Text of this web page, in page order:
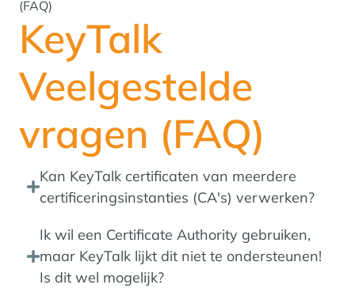
(FAQ)
KeyTalk
Veelgestelde
vragen (FAQ)
Kan KeyTalk certificaten van meerdere
certificeringsinstanties (CA's) verwerken?
Ik wil een Certificate Authority gebruiken,
maar KeyTalk lijkt dit niet te ondersteunen!
Is dit wel mogelijk?